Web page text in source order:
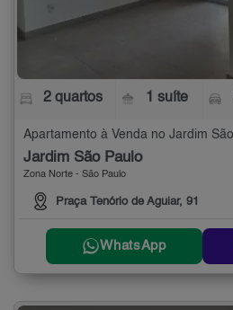
2 quartos 1 suíte
Jardim São Paulo
Zona Norte - São Paulo
Praça Tenório de Aguiar, 91
WhatsApp